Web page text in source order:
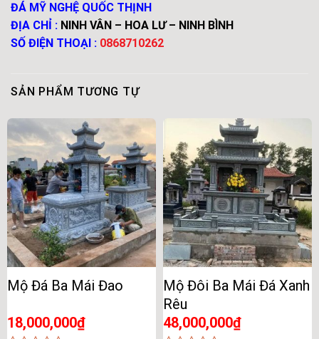
ĐÁ MỸ NGHỆ QUỐC THỊNH
ĐỊA CHỈ : NINH VÂN – HOA LƯ – NINH BÌNH
SỐ ĐIỆN THOẠI : 0868710262
SẢN PHẨM TƯƠNG TỰ
Mộ Đá Ba Mái Đao
18,000,000₫
Mộ Đôi Ba Mái Đá Xanh
Rêu
48,000,000₫